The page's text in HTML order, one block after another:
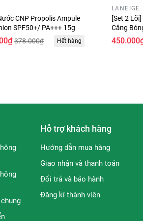
CNP Propolis Ampule
SPF50+/ PA+++ 15g
378.000₫ Hết hàng
LANEIGE
[Set 2
Căng
Cushion
Hỗ trợ khách hàng
Hướng dẫn mua hàng
Giao nhận và thanh toán
Đổi trả và bảo hành
Đăng kí thành viên